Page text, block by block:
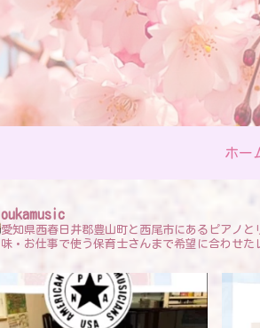
ホー
oukamusic
愛知県西春日井郡豊山町と西尾市にあるピアノと
味・お仕事で使う保育士さんまで希望に合わせた